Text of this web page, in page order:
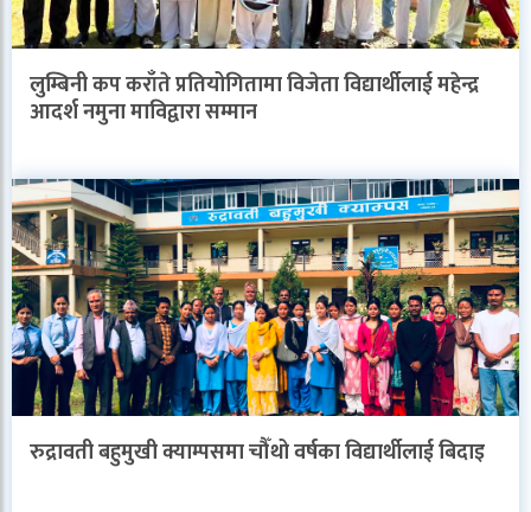
लुम्बिनी कप कराँते प्रतियोगितामा विजेता विद्यार्थीलाई महेन्द्र
आदर्श नमुना माविद्वारा सम्मान
रुद्रावती बहुमुखी क्याम्पसमा चौँथो वर्षका विद्यार्थीलाई बिदाइ